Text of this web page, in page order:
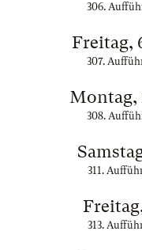
306.
Freitag,
307.
Montag,
308.
311.
313.